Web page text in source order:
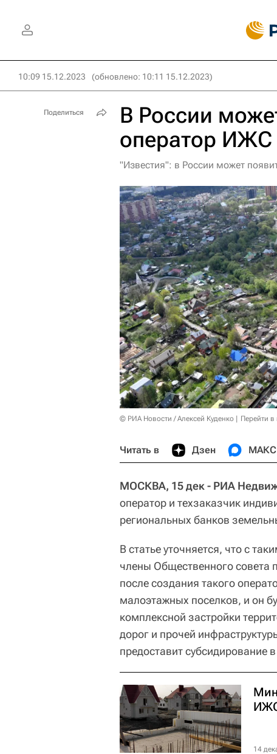
10:09 15.12.2023 (обновлено: 10:11 15.12.2023)
В России
оператор ИЖС
"Известия": в России может
© РИА Новости / Алексей Куденко Перейти
Читать в Дзен МАКС
МОСКВА, 15 дек - РИА
оператор и техзаказчик
региональных банков
В статье уточняется, что с
члены Общественного совета
после создания такого
малоэтажных поселков, и он
комплексной застройки
дорог и прочей
предоставит субсидирование
14
Поделиться